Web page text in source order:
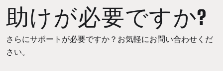
助けが必要ですか?
さらにサポートが必要ですか？お気軽にお問い合わせくだ
さい。